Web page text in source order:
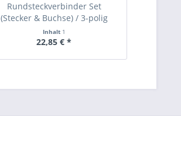
Rundsteckverbinder Set
(Stecker & Buchse) / 3-polig
Inhalt 1
22,85 € *